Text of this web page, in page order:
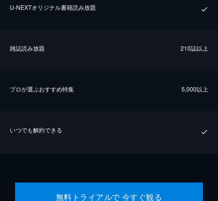
U-NEXTオリジナル書籍読み放題
雑誌読み放題 210誌以上
プロが選ぶおすすめ特集 5,000以上
いつでも解約できる
無料トライアルで 今すぐ観る